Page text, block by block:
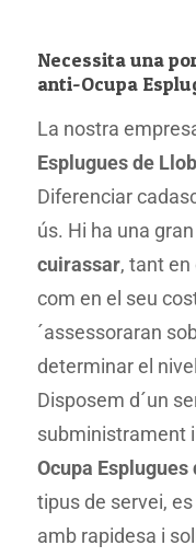
Necessita una
anti-Ocupa
La nostra
Esplugues de
Diferenciar
ús. Hi ha una gran
cuirassar, tant en
com en el seu
´assessoraran
determinar el
Disposem d´un
subministrament
Ocupa
tipus de servei,
amb rapidesa i